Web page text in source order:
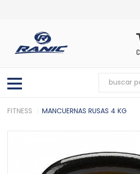
FITNESS MANCUERNAS RUSAS 4 KG